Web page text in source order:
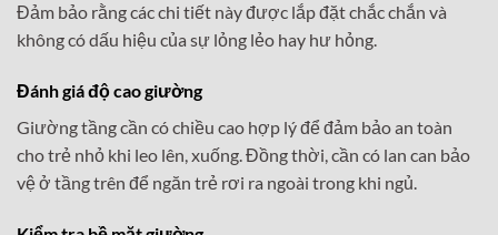
Đảm bảo rằng các chi tiết này được lắp đặt chắc chắn và
không có dấu hiệu của sự lỏng lẻo hay hư hỏng.
Đánh giá độ cao giường
Giường tầng cần có chiều cao hợp lý để đảm bảo an toàn
cho trẻ nhỏ khi leo lên, xuống. Đồng thời, cần có lan can bảo
vệ ở tầng trên để ngăn trẻ rơi ra ngoài trong khi ngủ.